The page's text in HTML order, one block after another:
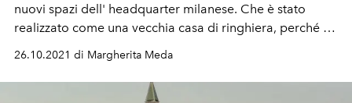
nuovi spazi dell' headquarter milanese. Che è stato
realizzato come una vecchia casa di ringhiera, perché lì
26.10.2021 di Margherita Meda